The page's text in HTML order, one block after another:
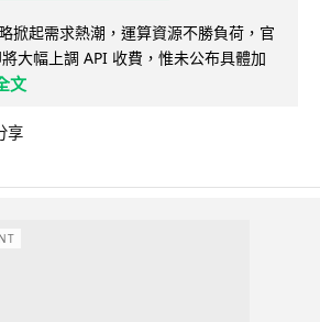
掀起需求熱潮，運算資源不勝負荷，官
大幅上調 API 收費，惟未公布具體加
文
享